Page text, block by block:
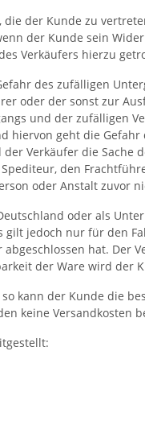
der Kunde zu
der Kunde sein
Verkäufers hierzu
des zufälligen
oder der sonst zur
und der zufälligen
hiervon geht die
Verkäufer die
den
oder Anstalt zuvor
oder als
jedoch nur für den
hat.
der Ware wird
kann der Kunde die
keine Versandkosten